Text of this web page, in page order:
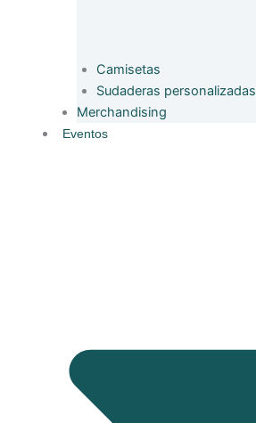
Camisetas
Sudaderas personalizadas
Merchandising
Eventos